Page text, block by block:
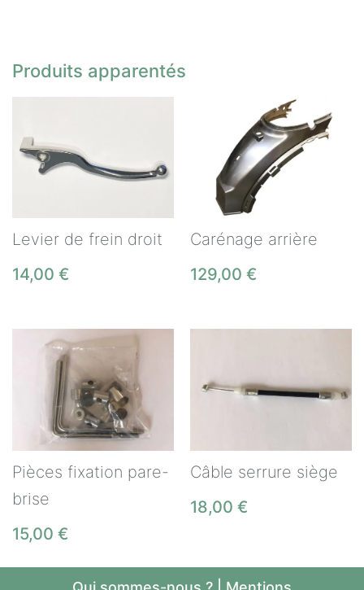
Produits apparentés
Levier de frein droit
14,00 €
Carénage arrière
129,00 €
Pièces fixation pare-
brise
15,00 €
Câble serrure siège
18,00 €